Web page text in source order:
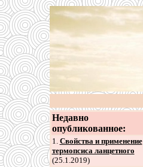
Недавно
опубликованное:
1. Свойства и применение
термопсиса ланцетного
(25.1.2019)